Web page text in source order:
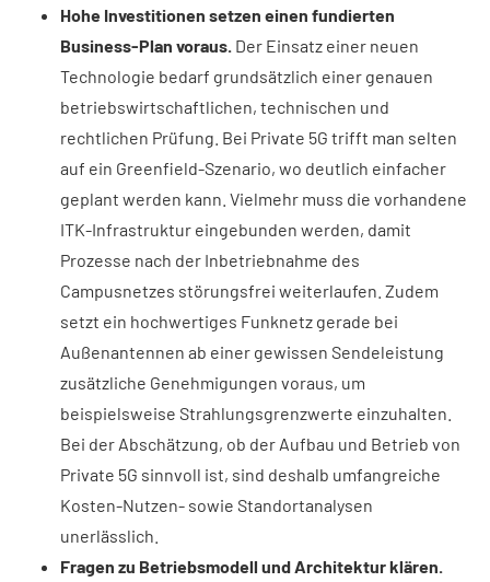
Hohe Investitionen setzen einen fundierten
Business-Plan voraus. Der Einsatz einer neuen
Technologie bedarf grundsätzlich einer genauen
betriebswirtschaftlichen, technischen und
rechtlichen Prüfung. Bei Private 5G trifft man selten
auf ein Greenfield-Szenario, wo deutlich einfacher
geplant werden kann. Vielmehr muss die vorhandene
ITK-Infrastruktur eingebunden werden, damit
Prozesse nach der Inbetriebnahme des
Campusnetzes störungsfrei weiterlaufen. Zudem
setzt ein hochwertiges Funknetz gerade bei
Außenantennen ab einer gewissen Sendeleistung
zusätzliche Genehmigungen voraus, um
beispielsweise Strahlungsgrenzwerte einzuhalten.
Bei der Abschätzung, ob der Aufbau und Betrieb von
Private 5G sinnvoll ist, sind deshalb umfangreiche
Kosten-Nutzen- sowie Standortanalysen
unerlässlich.
Fragen zu Betriebsmodell und Architektur klären.